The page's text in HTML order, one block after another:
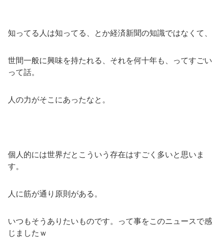
知ってる人は知ってる、とか経済新聞の知識ではなくて、
世間一般に興味を持たれる、それを何十年も、ってすごい
って話。
人の力がそこにあったなと。
個人的には世界だとこういう存在はすごく多いと思いま
す。
人に筋が通り原則がある。
いつもそうありたいものです。って事をこのニュースで感
じましたｗ